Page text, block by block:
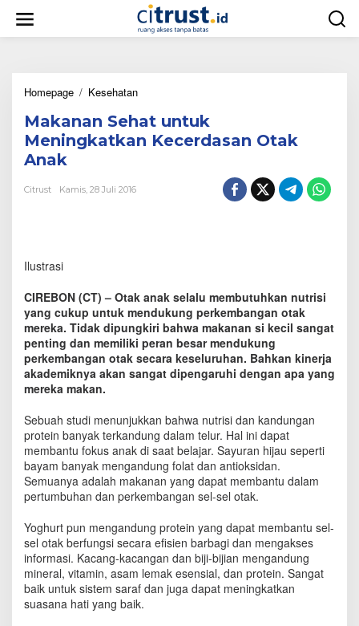
w
Homepage / Kesehatan
k
a
n
t
u
k
M
e
n
i
k
a
t
k
a
n
e
c
e
d
a
s
Makanan Sehat untuk
Meningkatkan Kecerdasan Otak
Anak
Citrust Kamis, 28 Juli 2016
Ilustrasi
CIREBON (CT) – Otak anak selalu membutuhkan nutrisi
yang cukup untuk mendukung perkembangan otak
mereka. Tidak dipungkiri bahwa makanan si kecil sangat
penting dan memiliki peran besar mendukung
perkembangan otak secara keseluruhan. Bahkan kinerja
akademiknya akan sangat dipengaruhi dengan apa yang
mereka makan.
Sebuah studi menunjukkan bahwa nutrisi dan kandungan
protein banyak terkandung dalam telur. Hal ini dapat
membantu fokus anak di saat belajar. Sayuran hijau seperti
bayam banyak mengandung folat dan antioksidan.
Semuanya adalah makanan yang dapat membantu dalam
pertumbuhan dan perkembangan sel-sel otak.
Yoghurt pun mengandung protein yang dapat membantu sel-
sel otak berfungsi secara efisien barbagi dan mengakses
informasi. Kacang-kacangan dan biji-bijian mengandung
mineral, vitamin, asam lemak esensial, dan protein. Sangat
baik untuk sistem saraf dan juga dapat meningkatkan
suasana hati yang baik.